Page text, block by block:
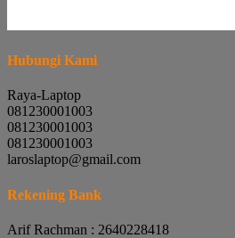
Hubungi Kami
Raya-Laptop
081230001003
081230001003
081230001003
laroslaptop@gmail.com
Rekening Bank
Arif Rachman : 2640228418